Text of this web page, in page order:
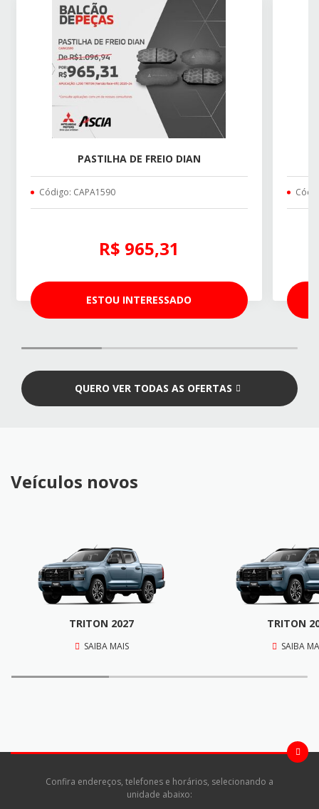
PASTILHA DE FREIO DIAN
Código: CAPA1590
R$ 965,31
ESTOU INTERESSADO
QUERO VER TODAS AS OFERTAS
Veículos novos
TRITON 2027
SAIBA MAIS
TRITON
SAIBA
Confira endereços, telefones e horários, selecionando a
unidade abaixo: